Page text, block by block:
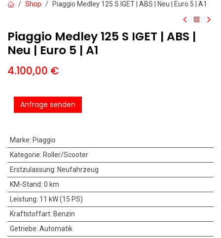
Shop Piaggio Medley 125 S IGET | ABS | Neu | Euro 5 | A1
Piaggio Medley 125 S IGET | ABS |
Neu | Euro 5 | A1
4.100,00 €
Anfrage senden
Marke: Piaggio
Kategorie: Roller/Scooter
Erstzulassung: Neufahrzeug
KM-Stand: 0 km
Leistung: 11 kW (15 PS)
Kraftstoffart: Benzin
Getriebe: Automatik